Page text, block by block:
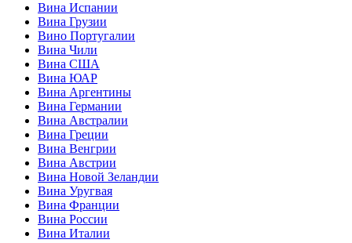
Вина Испании
Вина Грузии
Вино Португалии
Вина Чили
Вина США
Вина ЮАР
Вина Аргентины
Вина Германии
Вина Австралии
Вина Греции
Вина Венгрии
Вина Австрии
Вина Новой Зеландии
Вина Уругвая
Вина Франции
Вина России
Вина Италии